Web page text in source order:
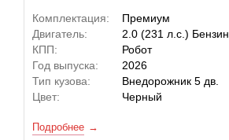
Комплектация:
Премиум
Двигатель:
2.0 (231 л.с.) Бензин
КПП:
Робот
Год выпуска:
2026
Тип кузова:
Внедорожник 5 дв.
Цвет:
Черный
Подробнее